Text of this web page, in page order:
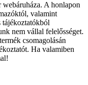
A honlapon
valamint
nem vállal felelősséget.
csomagolásán
Ha valamiben